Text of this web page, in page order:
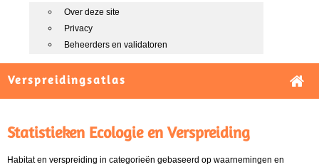
Over deze site
Privacy
Beheerders en validatoren
Verspreidingsatlas
Statistieken Ecologie en Verspreiding
Habitat en verspreiding in categorieën gebaseerd op waarnemingen en